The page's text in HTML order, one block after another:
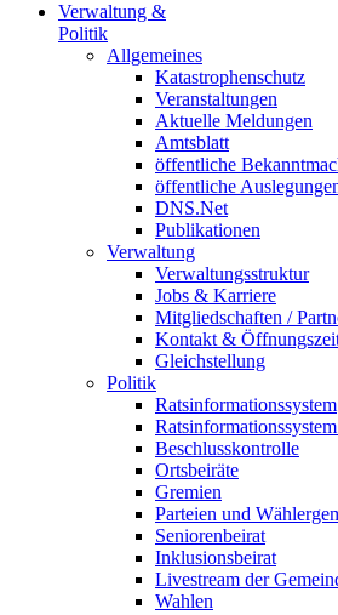
Verwaltung &
Politik
Allgemeines
Katastrophenschutz
Veranstaltungen
Aktuelle Meldungen
Amtsblatt
öffentliche
öffentliche
DNS.Net
Publikationen
Verwaltung
Verwaltungsstruktur
Jobs & Karriere
Mitgliedschaften /
Kontakt &
Gleichstellung
Politik
Ratsinformationssystem
Beschlusskontrolle
Ortsbeiräte
Gremien
Parteien und
Seniorenbeirat
Inklusionsbeirat
Livestream der
Wahlen